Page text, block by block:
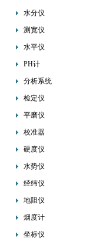
水分仪
测宽仪
水平仪
PH计
分析系统
检定仪
平磨仪
校准器
硬度仪
水势仪
经纬仪
地阻仪
烟度计
坐标仪